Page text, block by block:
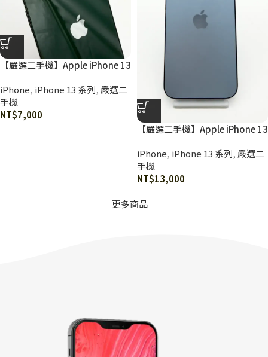
【嚴選二手機】Apple iPhone 13
iPhone, iPhone 13 系列,嚴選二
手機
NT$7,000
【嚴選二手機】Apple iPhone 13
iPhone, iPhone 13 系列, 嚴選二
手機
NT$13,000
更多商品